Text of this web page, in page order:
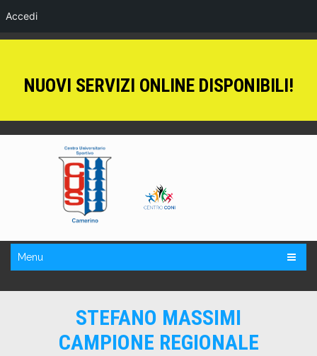
Accedi
NUOVI SERVIZI ONLINE DISPONIBILI!
Menu
STEFANO MASSIMI
CAMPIONE REGIONALE